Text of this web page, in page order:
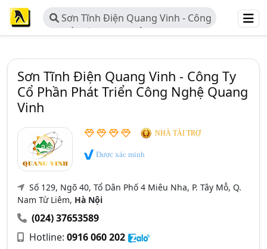
Sơn Tĩnh Điện Quang Vinh - Công
Ty Cổ Phần Phát Triển Công Nghệ
Sơn Tĩnh Điện Quang Vinh - Công Ty
Cổ Phần Phát Triển Công Nghệ Quang
Vinh
NHÀ TÀI TRỢ
Được xác minh
Số 129, Ngõ 40, Tổ Dân Phố 4 Miêu Nha, P. Tây Mỗ, Q.
Nam Từ Liêm, Hà Nội
(024) 37653589
Hotline: 0916 060 202